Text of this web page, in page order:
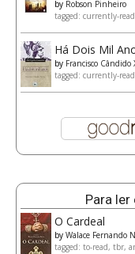
by Robson Pinheiro
tagged: currently-
Há Dois Mil
by Francisco Cândido
tagged: currently-
Para ler
O Cardeal
by Walace Fernando
tagged: to-read, tbr,